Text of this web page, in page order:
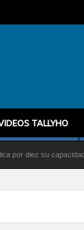
TALLYHO
su capacidad de